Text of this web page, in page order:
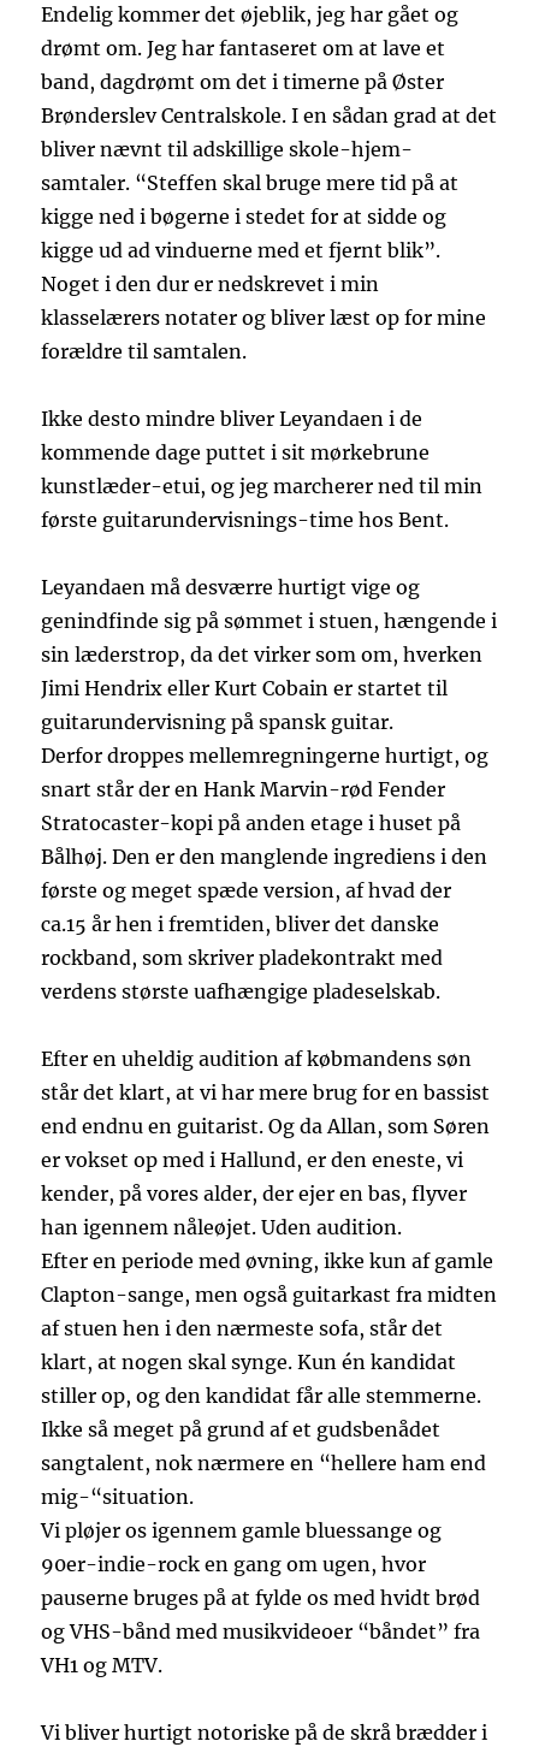
Endelig kommer det øjeblik, jeg har gået og
drømt om. Jeg har fantaseret om at lave et
band, dagdrømt om det i timerne på Øster
Brønderslev Centralskole. I en sådan grad at det
bliver nævnt til adskillige skole-hjem-
samtaler. “Steffen skal bruge mere tid på at
kigge ned i bøgerne i stedet for at sidde og
kigge ud ad vinduerne med et fjernt blik”.
Noget i den dur er nedskrevet i min
klasselærers notater og bliver læst op for mine
forældre til samtalen.
Ikke desto mindre bliver Leyandaen i de
kommende dage puttet i sit mørkebrune
kunstlæder-etui, og jeg marcherer ned til min
første guitarundervisnings-time hos Bent.
Leyandaen må desværre hurtigt vige og
genindfinde sig på sømmet i stuen, hængende i
sin læderstrop, da det virker som om, hverken
Jimi Hendrix eller Kurt Cobain er startet til
guitarundervisning på spansk guitar.
Derfor droppes mellemregningerne hurtigt, og
snart står der en Hank Marvin-rød Fender
Stratocaster-kopi på anden etage i huset på
Bålhøj. Den er den manglende ingrediens i den
første og meget spæde version, af hvad der
ca.15 år hen i fremtiden, bliver det danske
rockband, som skriver pladekontrakt med
verdens største uafhængige pladeselskab.
Efter en uheldig audition af købmandens søn
står det klart, at vi har mere brug for en bassist
end endnu en guitarist. Og da Allan, som Søren
er vokset op med i Hallund, er den eneste, vi
kender, på vores alder, der ejer en bas, flyver
han igennem nåleøjet. Uden audition.
Efter en periode med øvning, ikke kun af gamle
Clapton-sange, men også guitarkast fra midten
af stuen hen i den nærmeste sofa, står det
klart, at nogen skal synge. Kun én kandidat
stiller op, og den kandidat får alle stemmerne.
Ikke så meget på grund af et gudsbenådet
sangtalent, nok nærmere en “hellere ham end
mig-“situation.
Vi pløjer os igennem gamle bluessange og
90er-indie-rock en gang om ugen, hvor
pauserne bruges på at fylde os med hvidt brød
og VHS-bånd med musikvideoer “båndet” fra
VH1 og MTV.
Vi bliver hurtigt notoriske på de skrå brædder i